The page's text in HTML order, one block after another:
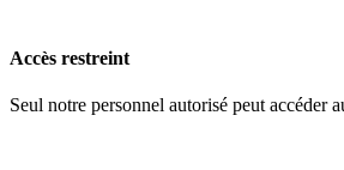
Accès restreint
Seul notre personnel autorisé peut accéder